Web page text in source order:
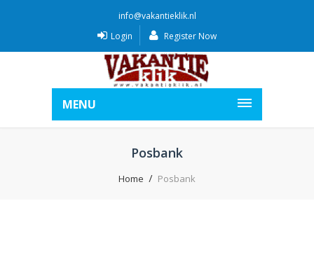
info@vakantieklik.nl
Login
Register Now
MENU
Posbank
Home Posbank